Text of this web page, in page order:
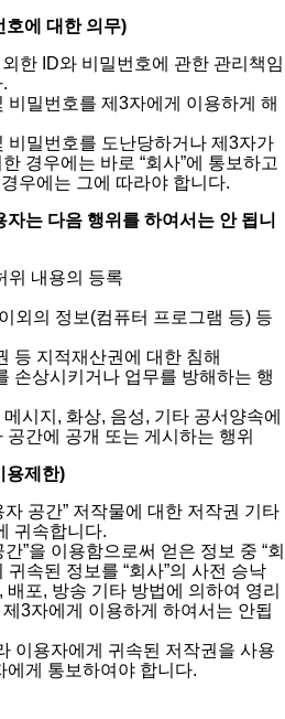
호에 대한 의무)
한 ID와 비밀번호에 관한 관리책임
비밀번호를 제3자에게 이용하게 해
비밀번호를 도난당하거나 제3자가
경우에는 바로 “회사”에 통보하고
우에는 그에 따라야 합니다.
는 다음 행위를 하여서는 안 됩니
위 내용의 등록
외의 정보(컴퓨터 프로그램 등) 등
등 지적재산권에 대한 침해
손상시키거나 업무를 방해하는 행
시지, 화상, 음성, 기타 공서양속에
간에 공개 또는 게시하는 행위
용제한)
자 공간” 저작물에 대한 저작권 기타
귀속합니다.
”을 이용함으로써 얻은 정보 중 “회
귀속된 정보를 “회사”의 사전 승낙
배포, 방송 기타 방법에 의하여 영리
3자에게 이용하게 하여서는 안됩
이용자에게 귀속된 저작권을 사용
에게 통보하여야 합니다.